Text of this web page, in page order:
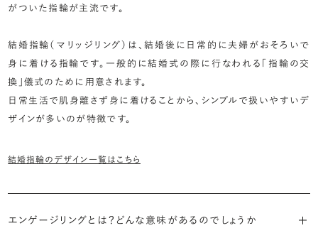
がついた指輪が主流です。
結婚指輪（マリッジリング）は、結婚後に日常的に夫婦がおそろいで
身に着ける指輪です。一般的に結婚式の際に行なわれる「指輪の交
換」儀式のために用意されます。
日常生活で肌身離さず身に着けることから、シンプルで扱いやすいデ
ザインが多いのが特徴です。
結婚指輪のデザイン一覧はこちら
エンゲージリングとは？どんな意味があるのでしょうか